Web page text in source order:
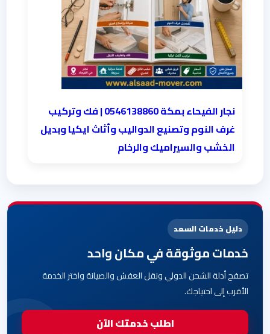
نجار الفيحاء بمكة 0546138860⁩ | فك وتركيب
غرف النوم وتصنيع الدواليب وأثاث ايكيا وبديل
الخشب والسيراميك والرخام
دليل خدمات السعد
خدمات موثوقة في مكان واحد
تصفح أدلة الشحن الدولي ونقل العفش والصيانة واختر الخدمة
الأقرب إلى احتياجك.
اطلب خدمتك الآن